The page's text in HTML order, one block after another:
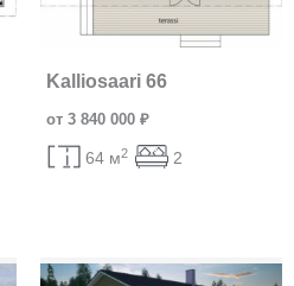
Kalliosaari 66
от 3 840 000 ₽
64 м2 2